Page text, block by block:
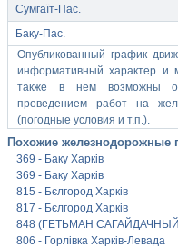
Сумгаїт-Пас.
Баку-Пас.
Опубликованный график
информативный характер и
также в нем возможны
проведением работ на
(погодные условия и т.п.).
Похожие железнодорожные
369 - Баку Харків
369 - Баку Харків
815 - Бєлгород Харків
817 - Бєлгород Харків
848 (ГЕТЬМАН САГАЙДАЧНЫЙ)
806 - Горлівка Харків-Левада